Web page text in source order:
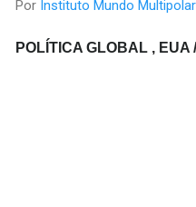
Por Instituto Mundo Multipolar
POLÍTICA GLOBAL , EUA